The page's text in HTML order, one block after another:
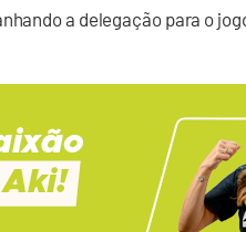
a delegação para o